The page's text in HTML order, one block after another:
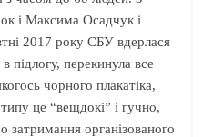
і Максима Осадчук і
2017 року СБУ вдерлася
підлогу, перекинула все
чорного плакатіка,
це “вещдокі” і гучно,
затримання організованого